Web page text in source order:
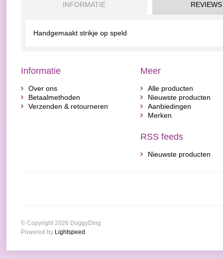
INFORMATIE REVIEWS
Handgemaakt strikje op speld
Informatie
Over ons
Betaalmethoden
Verzenden & retourneren
Meer
Alle producten
Nieuwste producten
Aanbiedingen
Merken
RSS feeds
Nieuwste producten
© Copyright 2026 DoggyDing
Powered by Lightspeed